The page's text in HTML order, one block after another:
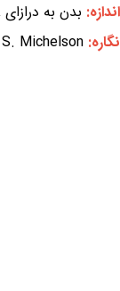
اندازه: بدن به درازای ۱۸ سانتی‌متر
نگاره: Michelson